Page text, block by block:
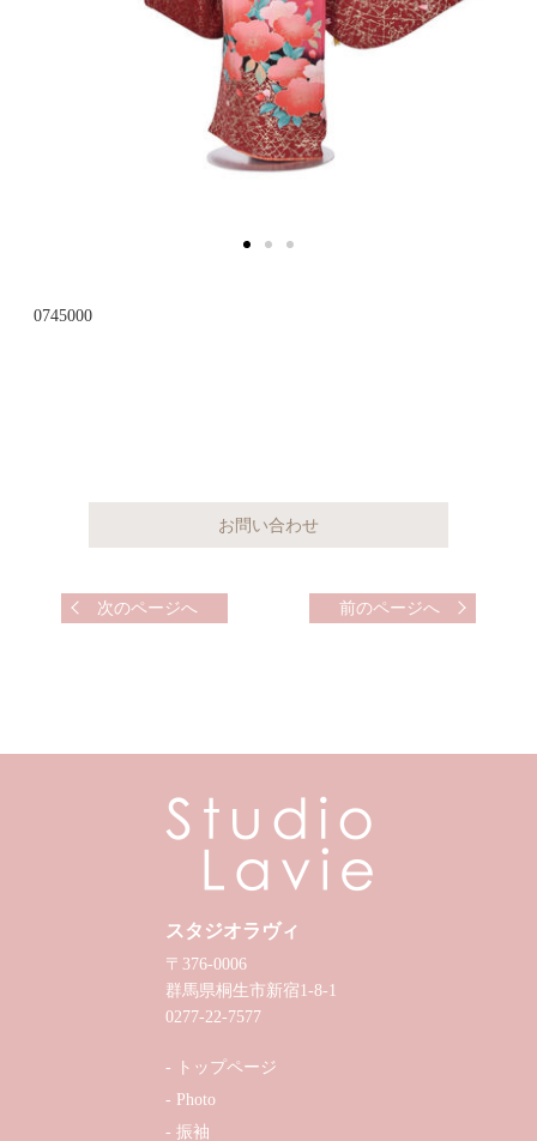
0745000
次のページへ 前のページへ
スタジオラヴィ
〒376-0006
群馬県桐生市新宿1-8-1
0277-22-7577
トップページ
Photo
振袖